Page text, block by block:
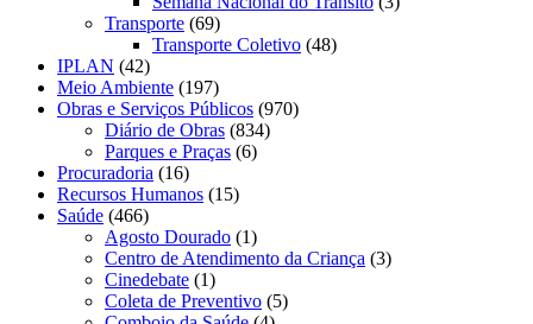
Transporte (69)
Transporte Coletivo (48)
IPLAN (42)
Meio Ambiente (197)
Obras e Serviços Públicos (970)
Diário de Obras (834)
Parques e Praças (6)
Procuradoria (16)
Recursos Humanos (15)
Saúde (466)
Agosto Dourado (1)
Centro de Atendimento da Criança (3)
Cinedebate (1)
Coleta de Preventivo (5)